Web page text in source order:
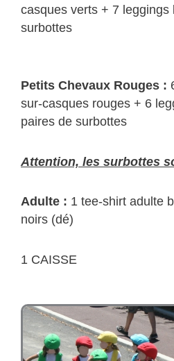
casques verts + 7
surbottes
Petits Chevaux Rouges :
sur-casques rouges + 6
paires de surbottes
Attention, les surbottes
Adulte : 1 tee-shirt adulte
noirs (dé)
1 CAISSE